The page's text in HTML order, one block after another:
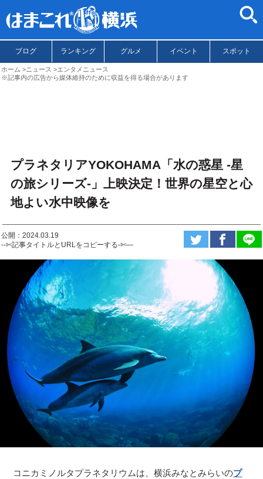
ブログ ランキング グルメ イベント スポット
ホーム ニュース
エンタメニュース
※記事内の広告から媒体維持のために収益を得る場合があります
プラネタリアYOKOHAMA「水の惑星 -星
の旅シリーズ-」上映決定！世界の星空と心
地よい水中映像を
公開：2024.03.19
--✄記事タイトルとURLをコピーする-✄—
コニカミノルタプラネタリウムは、横浜みなとみらいのプ